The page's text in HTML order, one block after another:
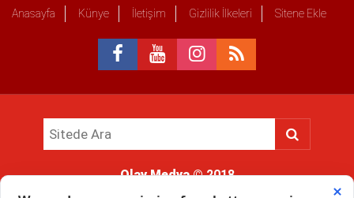
Anasayfa Künye İletişim Gizlilik İlkeleri Sitene Ekle
Olay Medya© 2018